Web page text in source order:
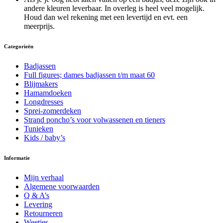
andere kleuren leverbaar. In overleg is heel veel mogelijk.
Houd dan wel rekening met een levertijd en evt. een
meerprijs.
Categorieën
Badjassen
Full figures; dames badjassen t/m maat 60
Blijmakers
Hamamdoeken
Longdresses
Sprei-zomerdeken
Strand poncho’s voor volwassenen en tieners
Tunieken
Kids / baby’s
Informatie
Mijn verhaal
Algemene voorwaarden
Q & A’s
Levering
Retourneren